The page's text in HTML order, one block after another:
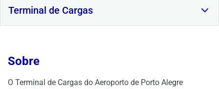
Terminal de Cargas
Sobre
O Terminal de Cargas do Aeroporto de Porto Alegre